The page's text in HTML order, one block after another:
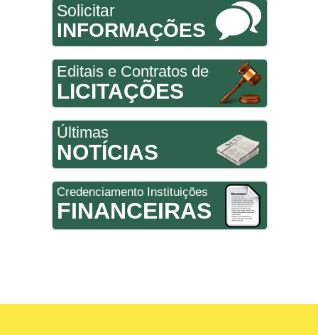
Solicitar
INFORMAÇÕES
Editais e Contratos de
LICITAÇÕES
Últimas
NOTÍCIAS
Credenciamento Instituições
FINANCEIRAS